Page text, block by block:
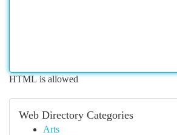
HTML is allowed
Web Directory Categories
Arts